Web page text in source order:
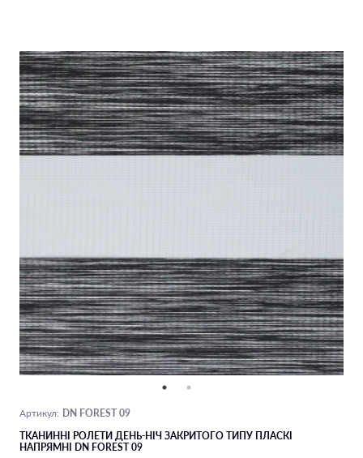
Артикул: DN FOREST 09
ТКАНИННІ РОЛЕТИ ДЕНЬ-НІЧ ЗАКРИТОГО ТИПУ ПЛАСКІ
НАПРЯМНІ DN FOREST 09